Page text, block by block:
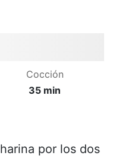
Cocción
35 min
por los dos